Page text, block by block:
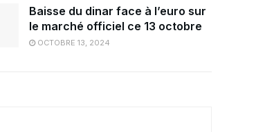
Baisse du dinar face à l’euro sur
le marché officiel ce 13 octobre
OCTOBRE 13, 2024